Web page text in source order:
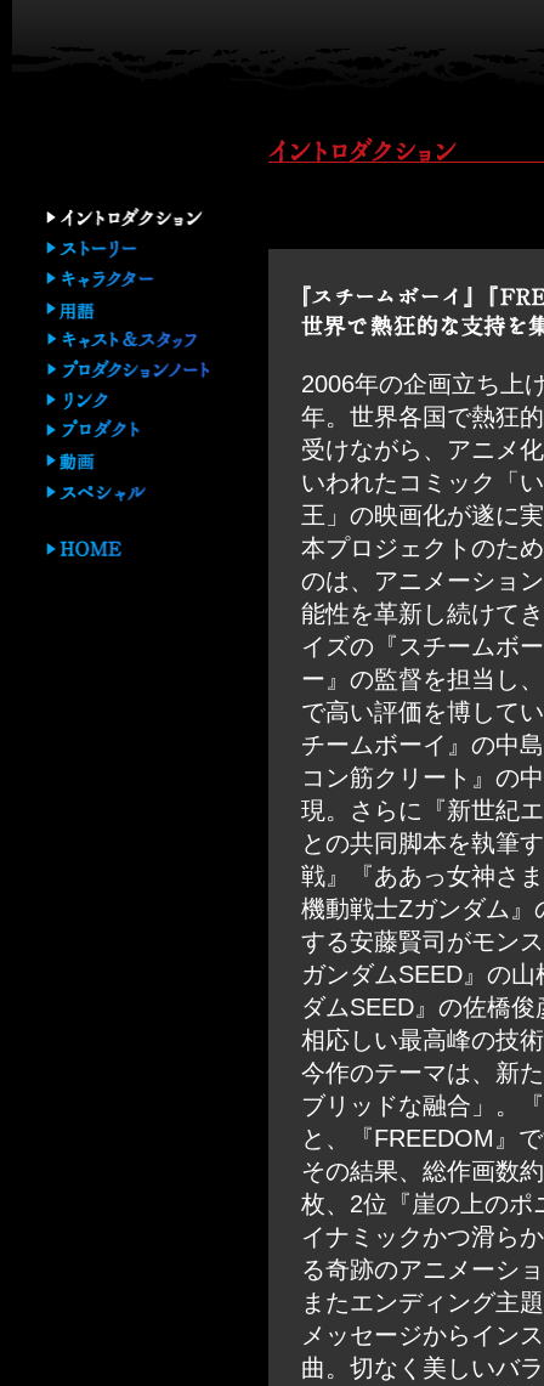
2006年の企画立ち上
年。世界各国で熱狂
受けながら、アニメ
いわれたコミック「
王」の映画化が遂に
本プロジェクトのた
のは、アニメーショ
能性を革新し続けて
イズの『スチームボ
ー』の監督を担当し
で高い評価を博して
チームボーイ』の中
コン筋クリート』の
現。さらに『新世紀
との共同脚本を執筆
戦』『ああっ女神さ
機動戦士Zガンダム
する安藤賢司がモン
ガンダムSEED』の
ダムSEED』の佐橋
相応しい最高峰の技
今作のテーマは、新
ブリッドな融合」。
と、『FREEDOM』
その結果、総作画数
枚、2位『崖の上のポ
イナミックかつ滑ら
る奇跡のアニメーシ
またエンディング主
メッセージからイン
曲。切なく美しいバ